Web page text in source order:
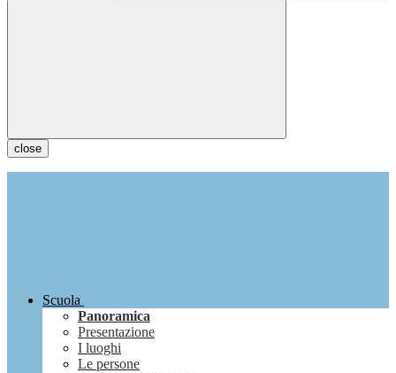
close
Scuola
Panoramica
Presentazione
I luoghi
Le persone